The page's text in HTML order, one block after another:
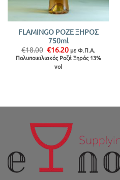
FLAMINGO ΡΟΖΕ ΞΗΡΟΣ
750ml
€18.00 Original
price
was:
€18.00.
€16.20Η
τρέχουσα
τιμή
με Φ.Π.Α.
Πολυποικιλιακός Ροζέ Ξηρός 13%
vol